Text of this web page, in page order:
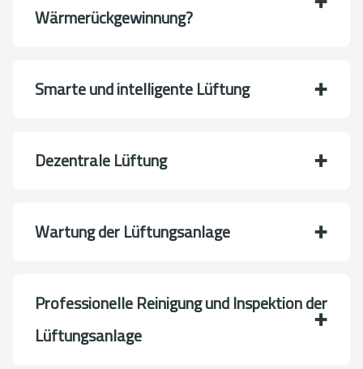
Wärmerückgewinnung?
Smarte und intelligente Lüftung
Dezentrale Lüftung
Wartung der Lüftungsanlage
Professionelle Reinigung und Inspektion der
Lüftungsanlage